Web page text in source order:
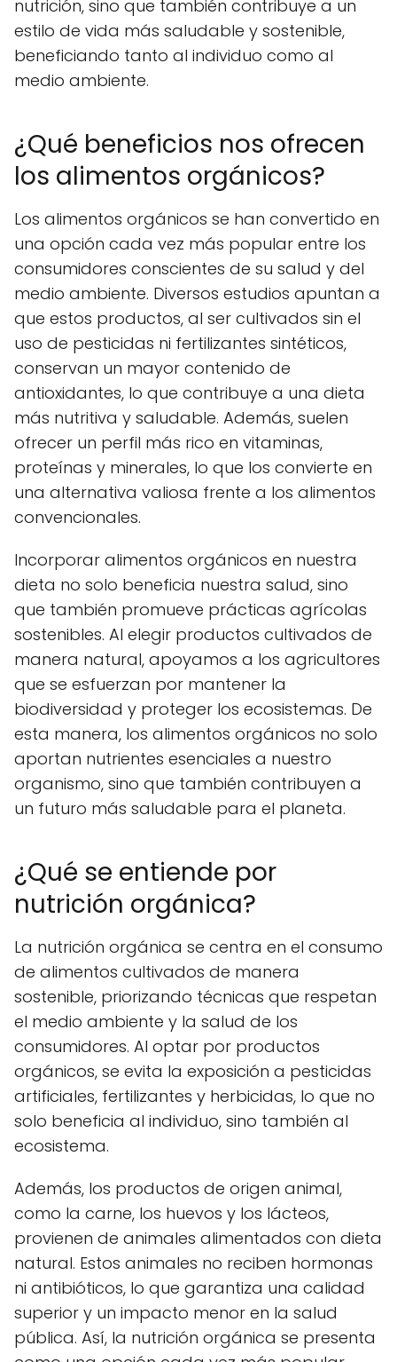
nutrición, sino que también contribuye a un
estilo de vida más saludable y sostenible,
beneficiando tanto al individuo como al
medio ambiente.
¿Qué beneficios nos ofrecen
los alimentos orgánicos?
Los alimentos orgánicos se han convertido en
una opción cada vez más popular entre los
consumidores conscientes de su salud y del
medio ambiente. Diversos estudios apuntan a
que estos productos, al ser cultivados sin el
uso de pesticidas ni fertilizantes sintéticos,
conservan un mayor contenido de
antioxidantes, lo que contribuye a una dieta
más nutritiva y saludable. Además, suelen
ofrecer un perfil más rico en vitaminas,
proteínas y minerales, lo que los convierte en
una alternativa valiosa frente a los alimentos
convencionales.
Incorporar alimentos orgánicos en nuestra
dieta no solo beneficia nuestra salud, sino
que también promueve prácticas agrícolas
sostenibles. Al elegir productos cultivados de
manera natural, apoyamos a los agricultores
que se esfuerzan por mantener la
biodiversidad y proteger los ecosistemas. De
esta manera, los alimentos orgánicos no solo
aportan nutrientes esenciales a nuestro
organismo, sino que también contribuyen a
un futuro más saludable para el planeta.
¿Qué se entiende por
nutrición orgánica?
La nutrición orgánica se centra en el consumo
de alimentos cultivados de manera
sostenible, priorizando técnicas que respetan
el medio ambiente y la salud de los
consumidores. Al optar por productos
orgánicos, se evita la exposición a pesticidas
artificiales, fertilizantes y herbicidas, lo que no
solo beneficia al individuo, sino también al
ecosistema.
Además, los productos de origen animal,
como la carne, los huevos y los lácteos,
provienen de animales alimentados con dieta
natural. Estos animales no reciben hormonas
ni antibióticos, lo que garantiza una calidad
superior y un impacto menor en la salud
pública. Así, la nutrición orgánica se presenta